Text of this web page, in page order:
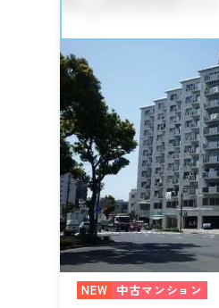
NEW 中古マンション